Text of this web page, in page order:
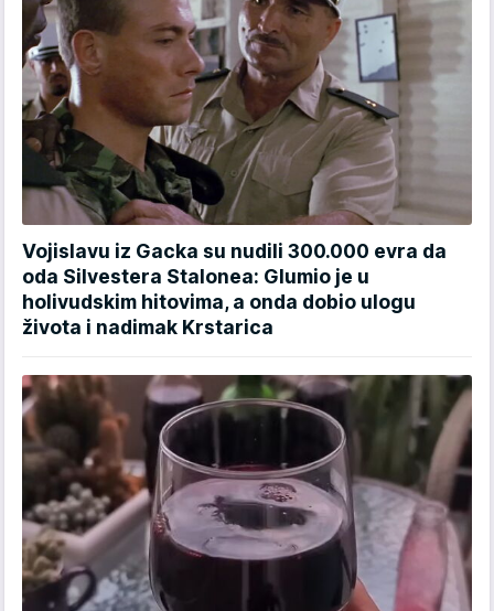
Vojislavu iz Gacka su nudili 300.000 evra da
oda Silvestera Stalonea: Glumio je u
holivudskim hitovima, a onda dobio ulogu
života i nadimak Krstarica